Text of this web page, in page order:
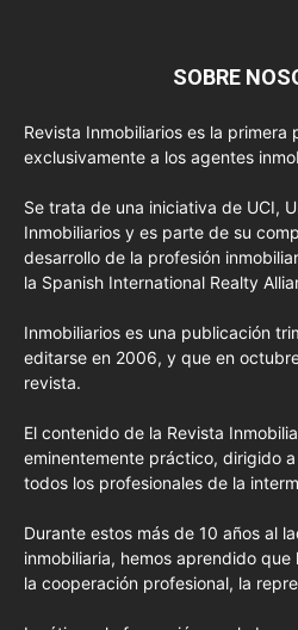
SOBRE
Revista Inmobiliarios es la
exclusivamente a los agentes
Se trata de una iniciativa de UCI,
Inmobiliarios y es parte de su
desarrollo de la profesión
la Spanish International Realty
Inmobiliarios es una publicación
editarse en 2006, y que en
revista.
El contenido de la Revista
eminentemente práctico, dirigido
todos los profesionales de la
Durante estos más de 10 años al
inmobiliaria, hemos aprendido
la cooperación profesional, la